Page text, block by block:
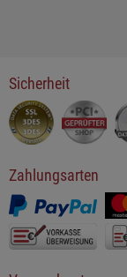
Sicherheit
Zahlungsarten